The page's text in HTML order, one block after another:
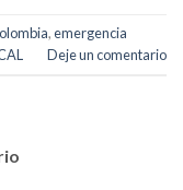
,emergencia
Deje un comentario